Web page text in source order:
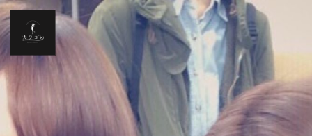
Home
News
お仕事情報